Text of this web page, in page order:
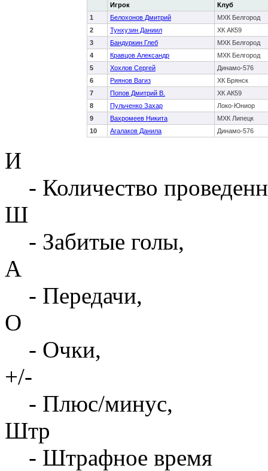
Игрок
Клуб
1
Белохонов Дмитрий
МХК Белгород
2
Тунхузин Даниил
ХК АК59
3
Бандуркин Глеб
МХК Белгород
4
Кравцов Александр
МХК Белгород
5
Хохлов Сергей
Динамо-576
6
Риянов Вагиз
ХК Брянск
7
Попов Дмитрий В.
ХК АК59
8
Пульченко Захар
Локо-Юниор
9
Вахромеев Никита
МХК Липецк
10
Агалаков Данила Динамо-576
И
- Количество
Ш
- Забитые голы,
А
- Передачи,
О
- Очки,
+/-
- Плюс/минус,
Штр
- Штрафное время